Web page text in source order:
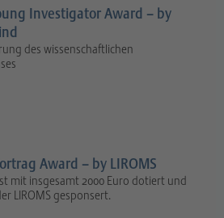
Investigator Award – by
des wissenschaftlichen
Award – by LIROMS
mit insgesamt 2000 Euro dotiert und
LIROMS gesponsert.